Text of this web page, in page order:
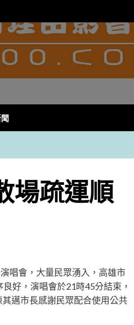
場疏運順
唱會，大量民眾湧入，高雄市
好，演唱會於21時45分結束，
邁市長感謝民眾配合使用公共